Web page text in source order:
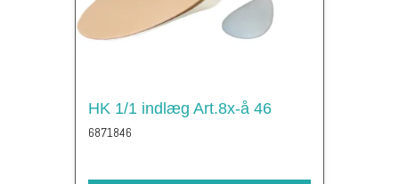
HK 1/1 indlæg Art.8x-å 46
6871846